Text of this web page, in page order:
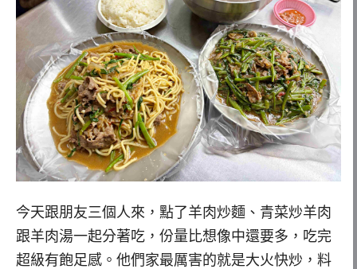
今天跟朋友三個人來，點了羊肉炒麵、青菜炒羊肉
跟羊肉湯一起分著吃，份量比想像中還要多，吃完
超級有飽足感。他們家最厲害的就是大火快炒，料